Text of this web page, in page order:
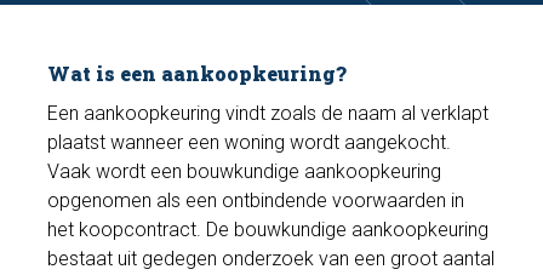
Bel nu
Wat is een aankoopkeuring?
Een aankoopkeuring vindt zoals de naam al verklapt
plaatst wanneer een woning wordt aangekocht.
Vaak wordt een bouwkundige aankoopkeuring
opgenomen als een ontbindende voorwaarden in
het koopcontract. De bouwkundige aankoopkeuring
bestaat uit gedegen onderzoek van een groot aantal